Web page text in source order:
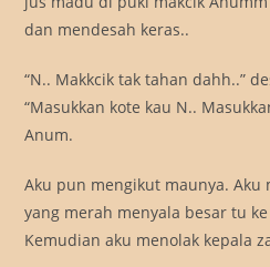
dan mendesah keras..
“N.. Makkcik tak tahan dahh..”
“Masukkan kote kau N..
Anum.
Aku pun mengikut maunya. Aku
yang merah menyala besar tu
Kemudian aku menolak kepala